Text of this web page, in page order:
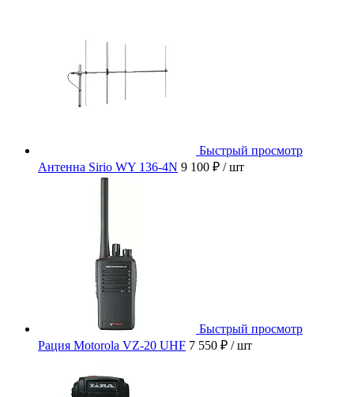
Быстрый просмотр
Антенна Sirio WY 136-4N 9 100 ₽ / шт
Быстрый просмотр
Рация Motorola VZ-20 UHF 7 550 ₽ / шт